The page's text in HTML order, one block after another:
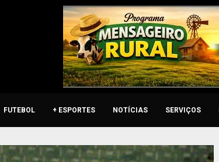
FUTEBOL + ESPORTES NOTÍCIAS SERVIÇOS